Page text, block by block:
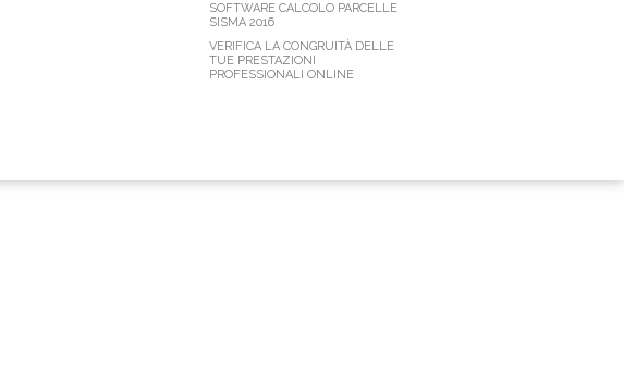
SOFTWARE CALCOLO PARCELLE
SISMA 2016
VERIFICA LA CONGRUITÀ DELLE
TUE PRESTAZIONI
PROFESSIONALI ONLINE